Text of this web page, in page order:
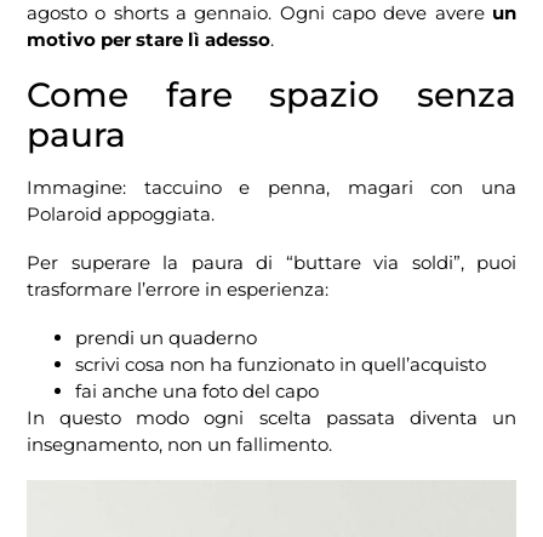
agosto o shorts a gennaio. Ogni capo deve avere un
motivo per stare lì adesso.
Come fare spazio senza
paura
Immagine: taccuino e penna, magari con una
Polaroid appoggiata.
Per superare la paura di “buttare via soldi”, puoi
trasformare l’errore in esperienza:
prendi un quaderno
scrivi cosa non ha funzionato in quell’acquisto
fai anche una foto del capo
In questo modo ogni scelta passata diventa un
insegnamento, non un fallimento.